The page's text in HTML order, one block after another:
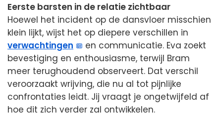
Eerste barsten in de relatie zichtbaar
Hoewel het incident op de dansvloer misschien
klein lijkt, wijst het op diepere verschillen in
verwachtingen
en communicatie. Eva zoekt
bevestiging en enthousiasme, terwijl Bram
meer terughoudend observeert. Dat verschil
veroorzaakt wrijving, die nu al tot pijnlijke
confrontaties leidt. Jij vraagt je ongetwijfeld af
hoe dit zich verder zal ontwikkelen.